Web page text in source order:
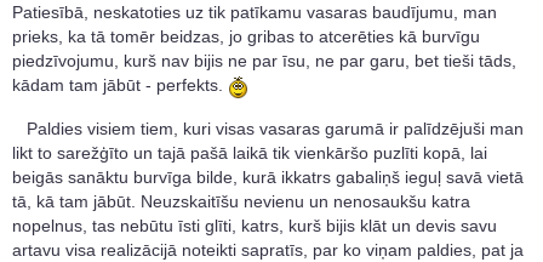
Patiesībā, neskatoties uz tik patīkamu vasaras baudījumu, man
prieks, ka tā tomēr beidzas, jo gribas to atcerēties kā burvīgu
piedzīvojumu, kurš nav bijis ne par īsu, ne par garu, bet tieši tāds,
kādam tam jābūt - perfekts.
Paldies visiem tiem, kuri visas vasaras garumā ir palīdzējuši man
likt to sarežģīto un tajā pašā laikā tik vienkāršo puzlīti kopā, lai
beigās sanāktu burvīga bilde, kurā ikkatrs gabaliņš ieguļ savā vietā
tā, kā tam jābūt. Neuzskaitīšu nevienu un nenosaukšu katra
nopelnus, tas nebūtu īsti glīti, katrs, kurš bijis klāt un devis savu
artavu visa realizācijā noteikti sapratīs, par ko viņam paldies, pat ja